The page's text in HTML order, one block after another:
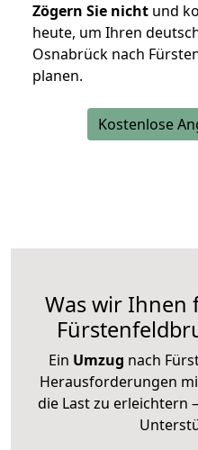
Zögern Sie nicht und
heute, um Ihren
Osnabrück nach
planen.
Kostenlose
Was wir Ihnen
Ein Umzug nach
Herausforderungen
die Last zu erleichtern